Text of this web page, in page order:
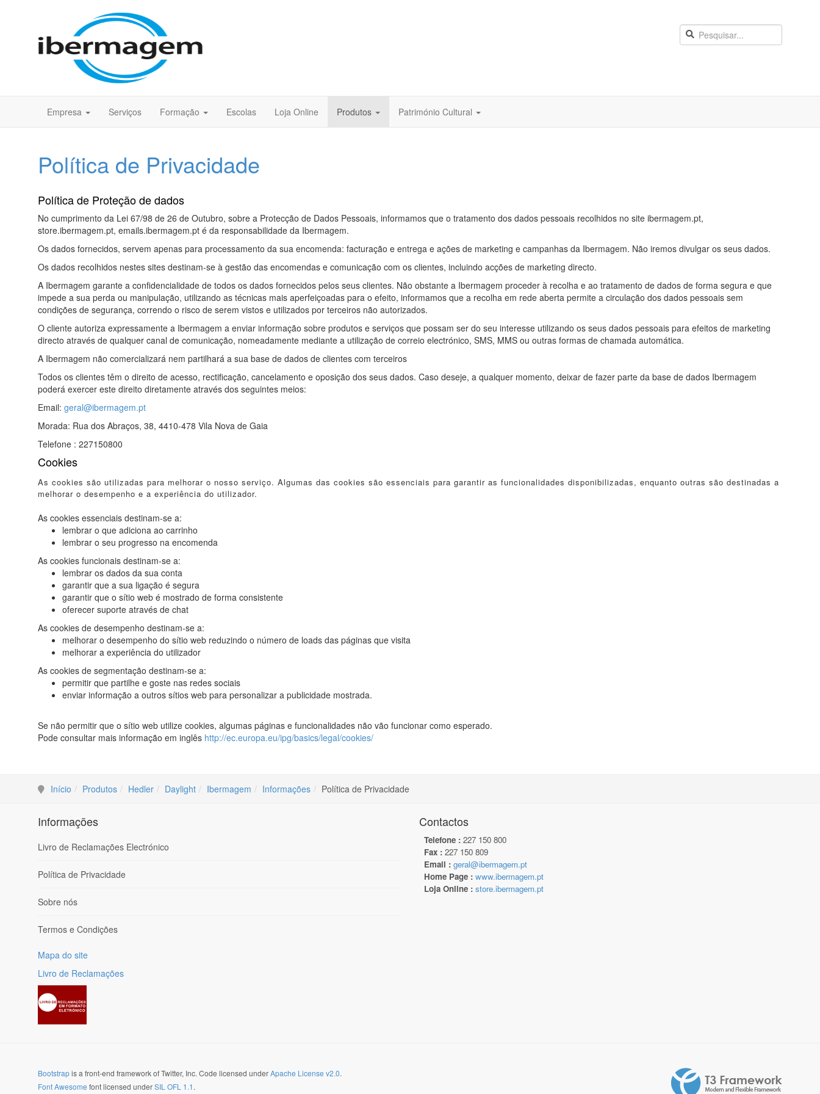
Empresa Serviços Formação Escolas Loja Online Produtos Património Cultural
Política de Privacidade
Política de Proteção de dados
No cumprimento da Lei 67/98 de 26 de Outubro, sobre a Protecção de Dados Pessoais, informamos que o tratamento dos dados pessoais recolhidos no site ibermagem.pt,
store.ibermagem.pt, emails.ibermagem.pt é da responsabilidade da Ibermagem.
Os dados fornecidos, servem apenas para processamento da sua encomenda: facturação e entrega e ações de marketing e campanhas da Ibermagem. Não iremos divulgar os seus dados.
Os dados recolhidos nestes sites destinam-se à gestão das encomendas e comunicação com os clientes, incluindo acções de marketing directo.
A Ibermagem garante a confidencialidade de todos os dados fornecidos pelos seus clientes. Não obstante a Ibermagem proceder à recolha e ao tratamento de dados de forma segura e que
impede a sua perda ou manipulação, utilizando as técnicas mais aperfeiçoadas para o efeito, informamos que a recolha em rede aberta permite a circulação dos dados pessoais sem
condições de segurança, correndo o risco de serem vistos e utilizados por terceiros não autorizados.
O cliente autoriza expressamente a Ibermagem a enviar informação sobre produtos e serviços que possam ser do seu interesse utilizando os seus dados pessoais para efeitos de marketing
directo através de qualquer canal de comunicação, nomeadamente mediante a utilização de correio electrónico, SMS, MMS ou outras formas de chamada automática.
A Ibermagem não comercializará nem partilhará a sua base de dados de clientes com terceiros
Todos os clientes têm o direito de acesso, rectificação, cancelamento e oposição dos seus dados. Caso deseje, a qualquer momento, deixar de fazer parte da base de dados Ibermagem
poderá exercer este direito diretamente através dos seguintes meios:
Email: geral@ibermagem.pt
Morada: Rua dos Abraços, 38, 4410-478 Vila Nova de Gaia
Telefone : 227150800
Cookies
As cookies são utilizadas para melhorar o nosso serviço. Algumas das cookies são essenciais para garantir as funcionalidades disponibilizadas, enquanto outras são destinadas a
melhorar o desempenho e a experiência do utilizador.
As cookies essenciais destinam-se a:
lembrar o que adiciona ao carrinho
lembrar o seu progresso na encomenda
As cookies funcionais destinam-se a:
lembrar os dados da sua conta
garantir que a sua ligação é segura
garantir que o sítio web é mostrado de forma consistente
oferecer suporte através de chat
As cookies de desempenho destinam-se a:
melhorar o desempenho do sítio web reduzindo o número de loads das páginas que visita
melhorar a experiência do utilizador
As cookies de segmentação destinam-se a:
permitir que partilhe e goste nas redes sociais
enviar informação a outros sítios web para personalizar a publicidade mostrada.
Se não permitir que o sítio web utilize cookies, algumas páginas e funcionalidades não vão funcionar como esperado.
Pode consultar mais informação em inglês http://ec.europa.eu/ipg/basics/legal/cookies/
Início Produtos Hedler Daylight Ibermagem Informações Política de Privacidade
Informações
Livro de Reclamações Electrónico
Política de Privacidade
Sobre nós
Termos e Condições
Mapa do site
Livro de Reclamações
Contactos
Telefone : 227 150 800
Fax : 227 150 809
Email : geral@ibermagem.pt
Home Page : www.ibermagem.pt
Loja Online : store.ibermagem.pt
Bootstrapis a front-end framework of Twitter, Inc. Code licensed underApache License v2.0.
Font Awesome font licensed underSIL OFL 1.1.